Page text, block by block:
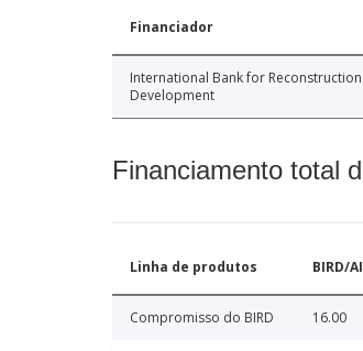
Financiador
International Bank for
Development
Financiamento total
Linha de produtos BIRD/
Compromisso do BIRD 16.00